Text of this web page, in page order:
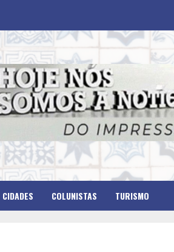
CIDADES COLUNISTAS TURISMO